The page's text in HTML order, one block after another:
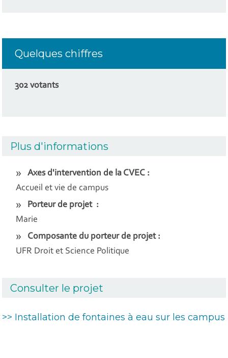
Quelques chiffres
302 votants
Plus d'informations
Axes d'intervention de la CVEC :
Accueil et vie de campus
Porteur de projet :
Marie
Composante du porteur de projet :
UFR Droit et Science Politique
Consulter le projet
>> Installation de fontaines à eau sur les campus